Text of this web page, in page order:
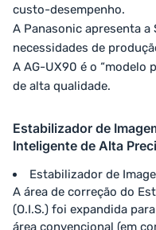
custo-desempenho.
A Panasonic apresenta a
necessidades de
A AG-UX90 é o “modelo
de alta qualidade.
Estabilizador de
Inteligente de Alta
Estabilizador de
A área de correção do
(O.I.S.) foi expandida
área convencional (em